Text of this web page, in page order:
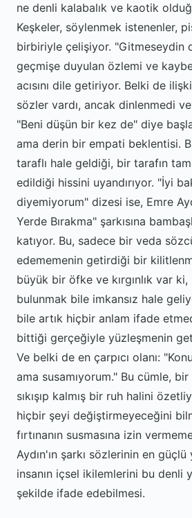
ne denli kalabalık ve kaotik
Keşkeler, söylenmek istenenler,
birbiriyle çelişiyor. "Gitmeseydin
geçmişe duyulan özlemi ve
acısını dile getiriyor. Belki de
sözler vardı, ancak dinlenmedi
"Beni düşün bir kez de" diye
ama derin bir empati beklentisi.
taraflı hale geldiği, bir tarafın
edildiği hissini uyandırıyor. "İyi
diyemiyorum" dizesi ise, Emre
Yerde Bırakma" şarkısına
katıyor. Bu, sadece bir veda
edememenin getirdiği bir
büyük bir öfke ve kırgınlık var
bulunmak bile imkansız hale
bile artık hiçbir anlam ifade
bittiği gerçeğiyle yüzleşmenin
Ve belki de en çarpıcı olanı:
ama susamıyorum." Bu cümle,
sıkışıp kalmış bir ruh halini
hiçbir şeyi değiştirmeyeceğini
fırtınanın susmasına izin
Aydın'ın şarkı sözlerinin en
insanın içsel ikilemlerini bu denli
şekilde ifade edebilmesi.